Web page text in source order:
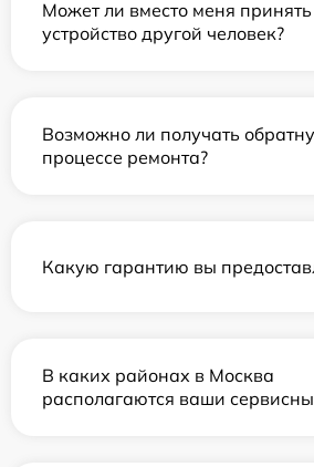
Может ли вместо меня принять
устройство другой человек?
Возможно ли получать
процессе ремонта?
Какую гарантию вы
В каких районах в Москва
располагаются ваши